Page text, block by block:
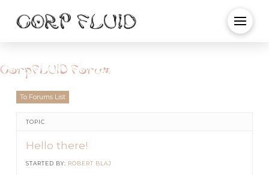
CorpFLUID Forum
To Forums List
TOPIC
Hello there!
STARTED BY: ROBERT BLAJ